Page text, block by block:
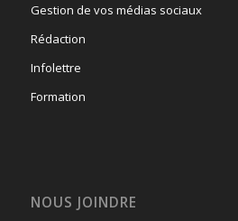
Gestion de vos médias sociaux
Rédaction
Infolettre
Formation
NOUS JOINDRE